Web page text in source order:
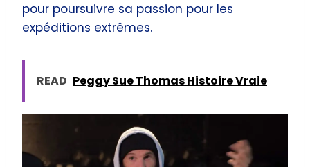
pour poursuivre sa passion pour les
expéditions extrêmes.
READ Peggy Sue Thomas Histoire Vraie